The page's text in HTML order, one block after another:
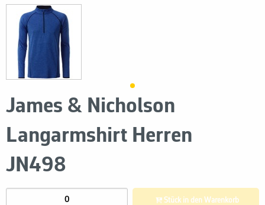
James & Nicholson
Langarmshirt Herren
JN498
Stück in den Warenkorb